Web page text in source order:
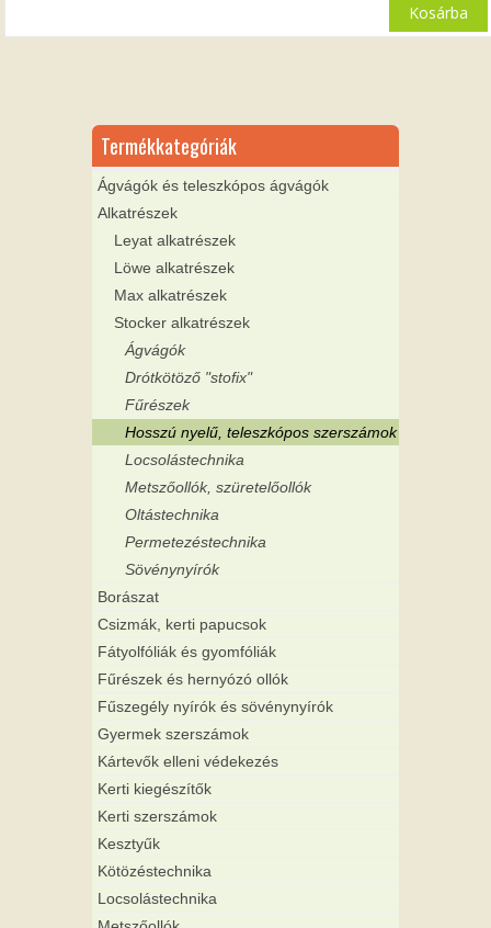
19 15
Kosárba
Termékkategóriák
Ágvágók és teleszkópos ágvágók
Alkatrészek
Leyat alkatrészek
Löwe alkatrészek
Max alkatrészek
Stocker alkatrészek
Ágvágók
Drótkötöző "stofix"
Fűrészek
Hosszú nyelű, teleszkópos szerszámok
Locsolástechnika
Metszőollók, szüretelőollók
Oltástechnika
Permetezéstechnika
Sövénynyírók
Borászat
Csizmák, kerti papucsok
Fátyolfóliák és gyomfóliák
Fűrészek és hernyózó ollók
Fűszegély nyírók és sövénynyírók
Gyermek szerszámok
Kártevők elleni védekezés
Kerti kiegészítők
Kerti szerszámok
Kesztyűk
Kötözéstechnika
Locsolástechnika